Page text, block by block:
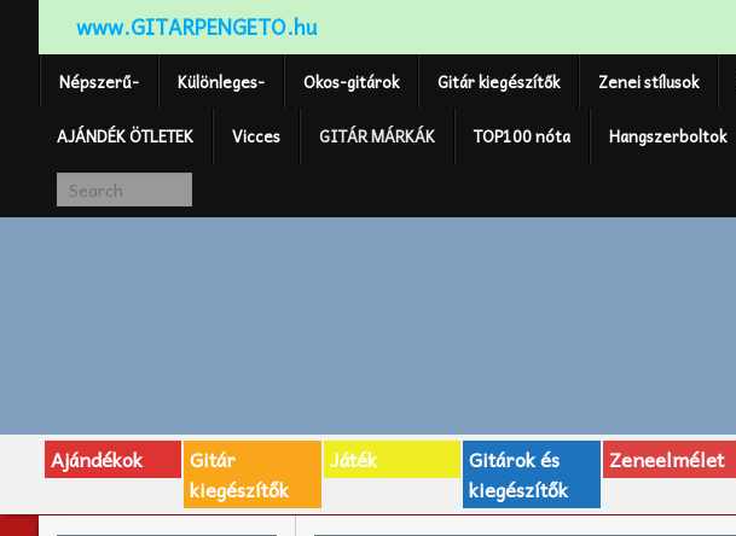
www.GITARPENGETO.hu
Népszerű- Különleges- Okos-gitárok Gitár kiegészítők Zenei stílusok
AJÁNDÉK ÖTLETEK Vicces GITÁR MÁRKÁK TOP100 nóta Hangszerboltok
Ajándékok
Gitár
kiegészítők
Játék
Gitárok és
kiegészítők
Zeneelmélet